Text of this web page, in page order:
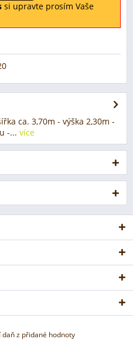
si upravte prosím Vaše
ca. 3,70m - výška 2,30m -
-... více
z přidané hodnoty